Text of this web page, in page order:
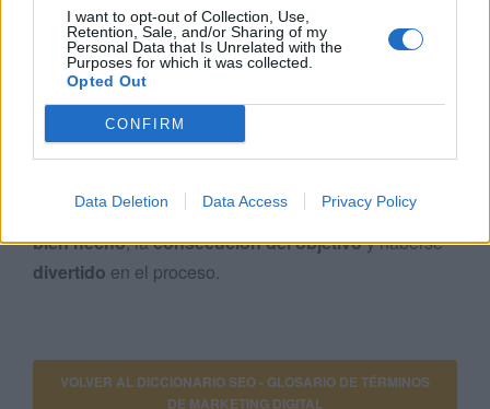
I want to opt-out of Collection, Use,
Retention, Sale, and/or Sharing of my
Personal Data that Is Unrelated with the
Purposes for which it was collected.
Opted Out
CONFIRM
Data Deletion Data Access Privacy Policy
puntos u objetivos alcanzados, destacando los
mejores en una lista o ranking
Desafíosen forma decompeticiones
entre los
participantes en el que el mejor obtiene puntos,
premios o regalos
Misionesen las que se plantea resolver o superar
retos
para los participantes por lasatisfacción del trabajo
bien hecho, laconsecución del objetivoy haberse
divertido en el proceso.
VOLVER AL DICCIONARIO SEO - GLOSARIO DE TÉRMINOS
DE MARKETING DIGITAL